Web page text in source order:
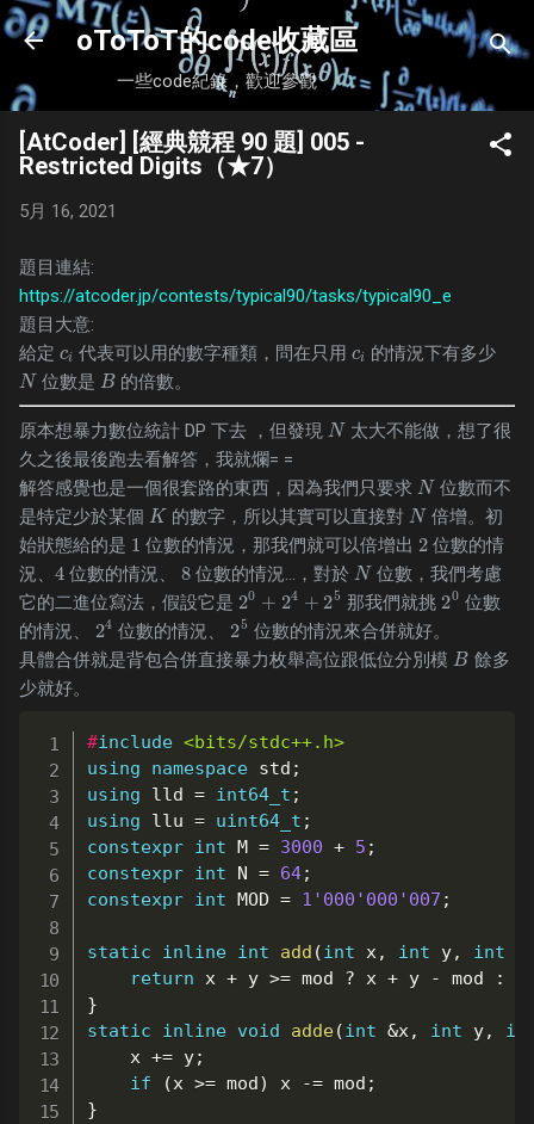
跳到主要內容
oToToT的code收藏區
一些code紀錄，歡迎參觀
[AtCoder] [經典競程 90 題] 005 -
Restricted Digits（★7）
5月 16, 2021
題目連結:
https://atcoder.jp/contests/typical90/tasks/typical90_e
題目大意:
給定 ci
ci 代表可以用的數字種類，問在只用 ci
ci 的情況下有多少
N
N 位數是 B
B 的倍數。
原本想暴力數位統計 DP 下去 ，但發現 N
N 太大不能做，想了很
久之後最後跑去看解答，我就爛= =
解答感覺也是一個很套路的東西，因為我們只要求 N
N 位數而不
是特定少於某個 K
K 的數字，所以其實可以直接對 N
N 倍增。初
始狀態給的是 11 位數的情況，那我們就可以倍增出 2
2 位數的情
況、 4
4 位數的情況、8
8 位數的情況...，對於 N
N 位數，我們考慮
它的二進位寫法，假設它是 20 + 24 + 25
20 +2 4+ 25 那我們就挑 20
20 位數
的情況、 24
24 位數的情況、 25
25 位數的情況來合併就好。
具體合併就是背包合併直接暴力枚舉高位跟低位分別模 B
B 餘多
少就好。
#include <bits/stdc++.h>
using
namespace std ;
using lld = int64_t ;
using llu = uint64_t ;
constexpr int M = 3000 + 5 ;
constexpr int N = 64;
constexpr int MOD = 1'000'000'007 ;
static inline int add (int x, int y, int
return x + y >= mod ? x + y - mod :
}
static
inline void adde(int &x, int y,
	x
+= y;
if
(x >= mod) x -= mod ;
}